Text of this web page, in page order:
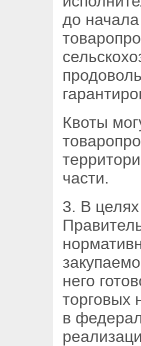
до
Квоты
части.
3. В
него
торговых
в